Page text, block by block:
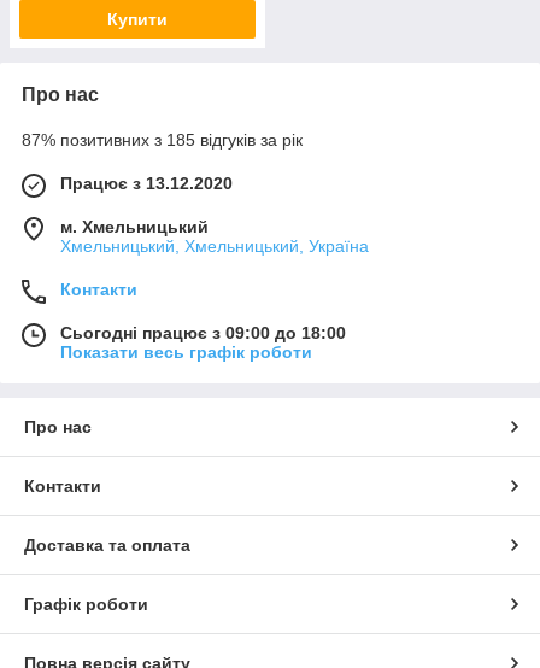
Купити
Про нас
87% позитивних з 185 відгуків за рік
Працює з 13.12.2020
м. Хмельницький
Хмельницький, Хмельницький, Україна
Контакти
Сьогодні працює з 09:00 до 18:00
Показати весь графік роботи
Про нас
Контакти
Доставка та оплата
Графік роботи
Повна версія сайту